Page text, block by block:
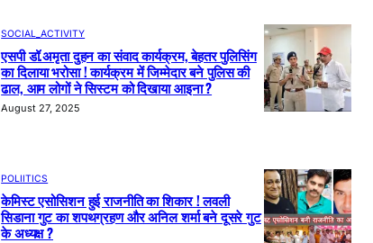
SOCIAL_ACTIVITY
एसपी डॉ.अमृता दुहन का संवाद कार्यक्रम, बेहतर पुलिसिंग
का दिलाया भरोसा ! कार्यक्रम में जिम्मेदार बने पुलिस की
ढाल, आम लोगों ने सिस्टम को दिखाया आइना ?
August 27, 2025
POLIITICS
केमिस्ट एसोसिशन हुई राजनीति का शिकार ! लवली
सिडाना गुट का शपथग्रहण और अनिल शर्मा बने दूसरे गुट
के अध्यक्ष ?